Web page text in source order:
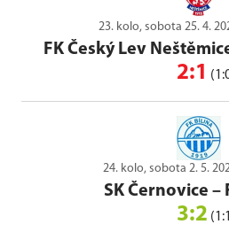
23. kolo, sobota 25. 4.
FK Český Lev
2:1
24. kolo, sobota 2. 5.
SK Černovice –
3:2